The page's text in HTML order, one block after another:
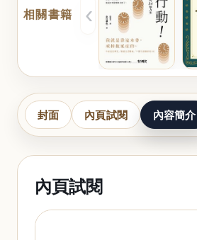
相關書籍 ‹
封面 內頁試閱 內容簡介
內頁試閱